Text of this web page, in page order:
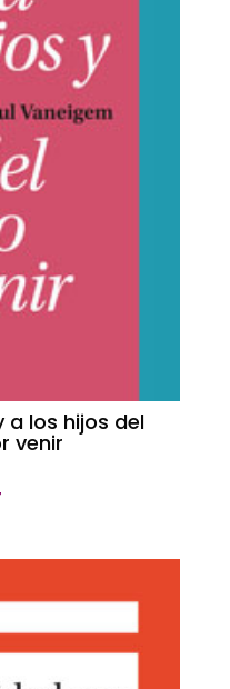
a los hijos del
venir